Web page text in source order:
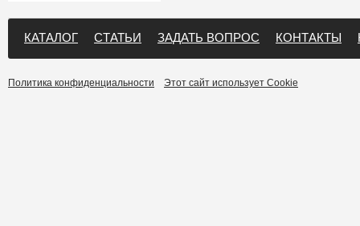
КАТАЛОГ СТАТЬИ ЗАДАТЬ ВОПРОС КОНТАКТЫ
Политика конфиденциальности Этот сайт использует Cookie